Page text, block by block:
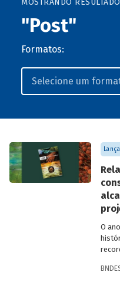
MOSTRANDO
"Post"
Formatos:
O